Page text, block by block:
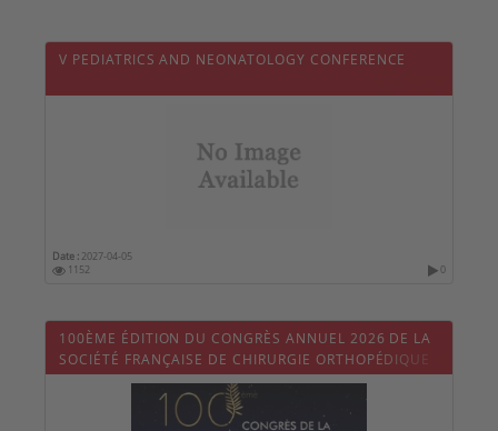
V PEDIATRICS AND NEONATOLOGY CONFERENCE
Date : 2027-04-05
1152
0
100ÈME ÉDITION DU CONGRÈS ANNUEL 2026 DE LA
SOCIÉTÉ FRANÇAISE DE CHIRURGIE ORTHOPÉDIQUE
ET TRAUMATOLOGIQUE (SOFCOT)